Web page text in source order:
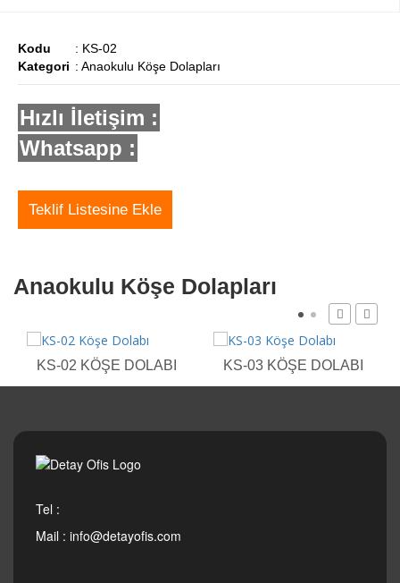
Kodu
: KS-02
Kategori : Anaokulu Köşe Dolapları
Hızlı İletişim :
Whatsapp :
Teklif Listesine Ekle
Anaokulu Köşe Dolapları
KS-02 KÖŞE DOLABI KS-03 KÖŞE DOLABI
Tel :
Mail : info@detayofis.com